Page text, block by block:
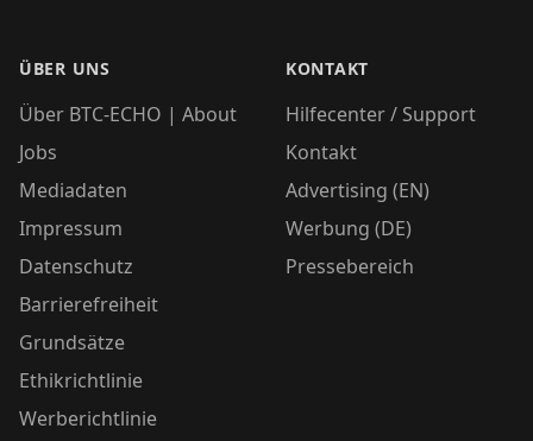
ÜBER UNS
Über BTC-ECHO | About
Jobs
Mediadaten
Impressum
Datenschutz
Barrierefreiheit
Grundsätze
Ethikrichtlinie
Werberichtlinie
KONTAKT
Hilfecenter / Support
Kontakt
Advertising (EN)
Werbung (DE)
Pressebereich